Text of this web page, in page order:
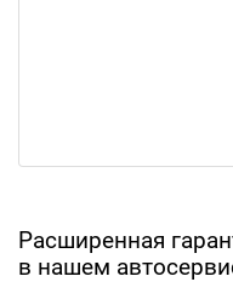
Расширенная
в нашем